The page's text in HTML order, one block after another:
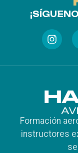
Formación
instructores